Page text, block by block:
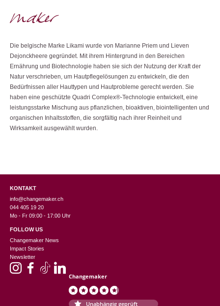
Die belgische Marke Likami wurde von Marianne Priem und Lieven
Dejonckheere gegründet. Mit ihrem Hintergrund in den Bereichen
Ernährung und Biotechnologie haben sie sich der Nutzung der Kraft der
Natur verschrieben, um Hautpflegelösungen zu entwickeln, die den
Bedürfnissen aller Hauttypen und Hautprobleme gerecht werden. Sie
haben eine geschützte Quadri Complex®-Technologie entwickelt, eine
leistungsstarke Mischung aus pflanzlichen, bioaktiven, biointelligenten und
organischen Inhaltsstoffen, die sorgfältig nach ihrer Reinheit und
Wirksamkeit ausgewählt wurden.
KONTAKT
info@changemaker.ch
044 405 19 20
Mo - Fr 09:00 - 17:00 Uhr
FOLLOW US
Changemaker News
Impact Stories
Newsletter
Changemaker
Unabhängig geprüft